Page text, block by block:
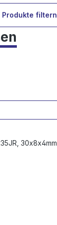
Produkte filtern